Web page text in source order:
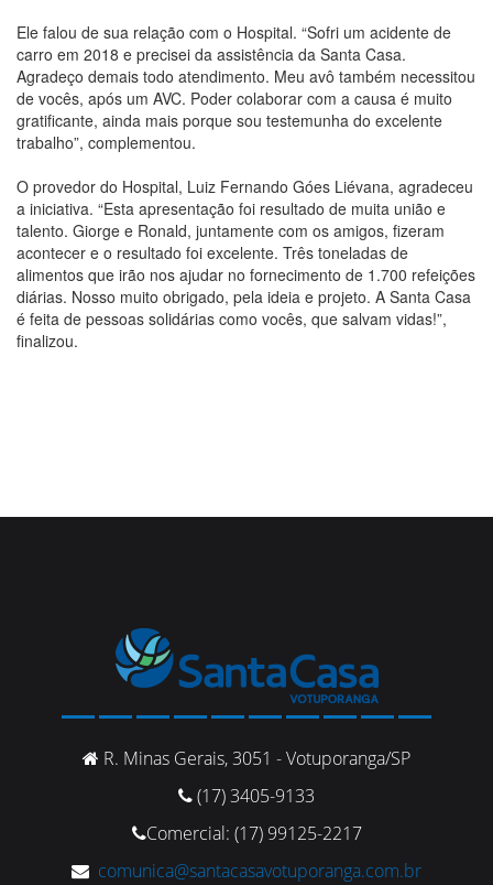
Ele falou de sua relação com o Hospital. “Sofri um acidente de
carro em 2018 e precisei da assistência da Santa Casa.
Agradeço demais todo atendimento. Meu avô também necessitou
de vocês, após um AVC. Poder colaborar com a causa é muito
gratificante, ainda mais porque sou testemunha do excelente
trabalho”, complementou.
O provedor do Hospital, Luiz Fernando Góes Liévana, agradeceu
a iniciativa. “Esta apresentação foi resultado de muita união e
talento. Giorge e Ronald, juntamente com os amigos, fizeram
acontecer e o resultado foi excelente. Três toneladas de
alimentos que irão nos ajudar no fornecimento de 1.700 refeições
diárias. Nosso muito obrigado, pela ideia e projeto. A Santa Casa
é feita de pessoas solidárias como vocês, que salvam vidas!”,
finalizou.
R. Minas Gerais, 3051 - Votuporanga/SP
(17) 3405-9133
Comercial: (17) 99125-2217
comunica@santacasavotuporanga.com.br